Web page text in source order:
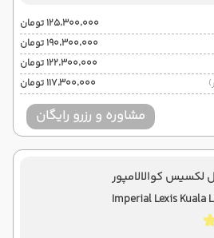
۱۲۵٬۳۰۰٬۰۰۰ تومان
۱۹۰٬۳۰۰٬۰۰۰ تومان
۱۲۲٬۳۰۰٬۰۰۰ تومان
۱۱۷٬۳۰۰٬۰۰۰ تومان
مشاوره و رزرو رایگان
لکسیس کوالالامپور
Imperial Lexis Kuala